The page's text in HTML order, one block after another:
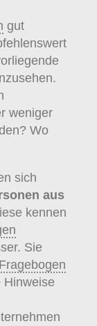
gut
weniger
Wo
sich
aus
kennen
Sie
Fragebogen
Hinweise